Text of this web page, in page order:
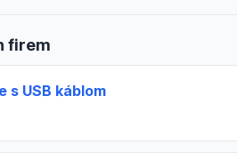
firem
s USB káblom